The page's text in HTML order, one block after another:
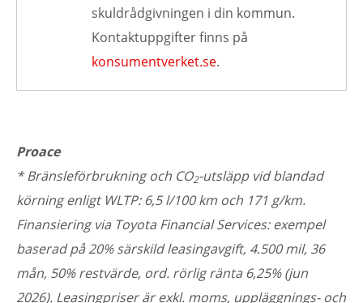
skuldrådgivningen i din kommun.
Kontaktuppgifter finns på
konsumentverket.se.
Proace
*Bränsleförbrukning och CO2-utsläpp vid blandad
körning enligt WLTP: 6,5 l/100 km och 171 g/km.
Finansiering via Toyota Financial Services: exempel
baserad på 20% särskild leasingavgift, 4.500 mil, 36
mån, 50% restvärde, ord. rörlig ränta 6,25% (jun
2026). Leasingpriser är exkl. moms, uppläggnings- och